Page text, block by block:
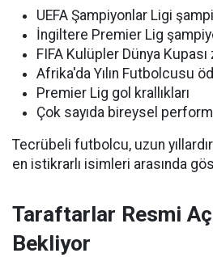
UEFA Şampiyonlar Ligi
İngiltere Premier Lig
FIFA Kulüpler Dünya
Afrika'da Yılın Futbolcusu
Premier Lig gol krallıkları
Çok sayıda bireysel
Tecrübeli futbolcu, uzun
en istikrarlı isimleri arasında
Taraftarlar Resmi
Bekliyor